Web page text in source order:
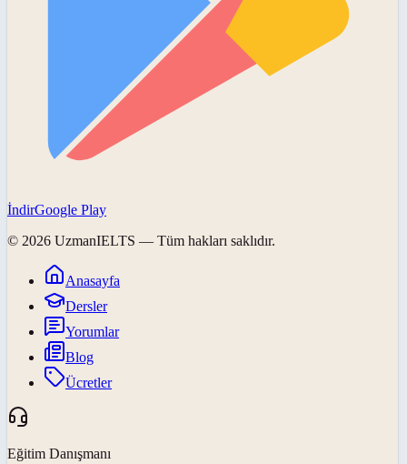
İndirGoogle Play
© 2026 UzmanIELTS — Tüm hakları saklıdır.
Anasayfa
Dersler
Yorumlar
Blog
Ücretler
Eğitim Danışmanı